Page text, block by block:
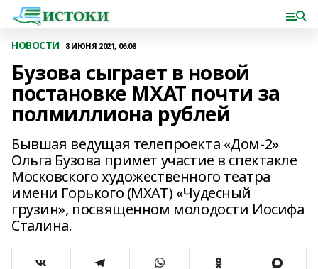
НОВОСТИ 8 ИЮНЯ 2021, 06:08
Бузова сыграет в новой
постановке МХАТ почти за
полмиллиона рублей
Бывшая ведущая телепроекта «Дом-2»
Ольга Бузова примет участие в спектакле
Московского художественного театра
имени Горького (МХАТ) «Чудесный
грузин», посвященном молодости Иосифа
Сталина.